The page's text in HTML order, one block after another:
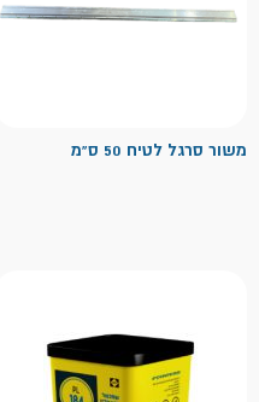
משור סרגל לטיח 50 ס"מ